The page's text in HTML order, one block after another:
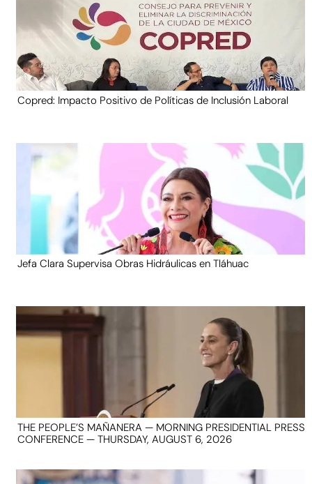
Copred: Impacto Positivo de Políticas de Inclusión Laboral
Jefa Clara Supervisa Obras Hidráulicas en Tláhuac
THE PEOPLE’S MAÑANERA — MORNING PRESIDENTIAL PRESS
CONFERENCE — THURSDAY, AUGUST 6, 2026